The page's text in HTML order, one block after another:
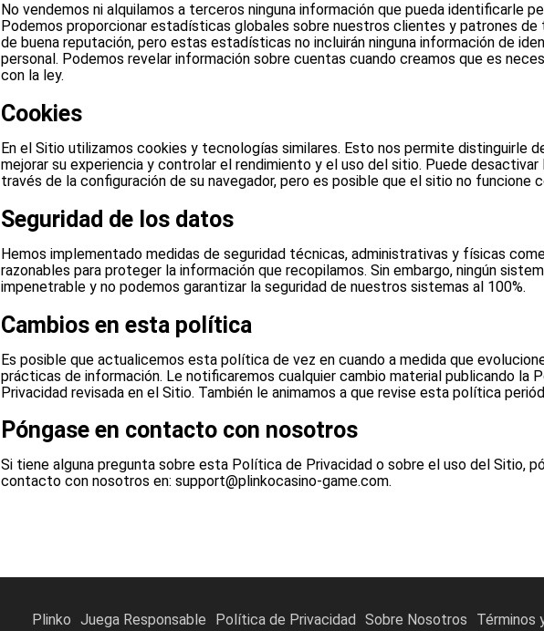
No vendemos ni alquilamos a terceros ninguna información que pueda identificarle
Podemos proporcionar estadísticas globales sobre nuestros clientes y patrones
de buena reputación, pero estas estadísticas no incluirán ninguna información de
personal. Podemos revelar información sobre cuentas cuando creamos que es
con la ley.
Cookies
En el Sitio utilizamos cookies y tecnologías similares. Esto nos permite distinguirle
mejorar su experiencia y controlar el rendimiento y el uso del sitio. Puede desactivar
través de la configuración de su navegador, pero es posible que el sitio no funcione
Seguridad de los datos
Hemos implementado medidas de seguridad técnicas, administrativas y físicas
razonables para proteger la información que recopilamos. Sin embargo, ningún
impenetrable y no podemos garantizar la seguridad de nuestros sistemas al 100%.
Cambios en esta política
Es posible que actualicemos esta política de vez en cuando a medida que
prácticas de información. Le notificaremos cualquier cambio material publicando la
Privacidad revisada en el Sitio. También le animamos a que revise esta política
Póngase en contacto con nosotros
Si tiene alguna pregunta sobre esta Política de Privacidad o sobre el uso del Sitio,
contacto con nosotros en: support@plinkocasino-game.com.
Plinko Juega Responsable Política de Privacidad Sobre Nosotros Términos